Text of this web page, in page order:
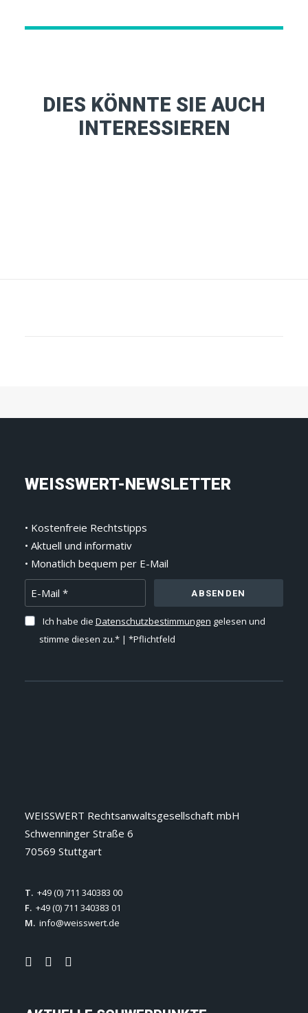
DIES KÖNNTE SIE AUCH
INTERESSIEREN
Global Plaintiff Lawyer 2025
WEISSWERT-NEWSLETTER
• Kostenfreie Rechtstipps
• Aktuell und informativ
• Monatlich bequem per E-Mail
ABSENDEN
Ich habe die Datenschutzbestimmungen gelesen und
stimme diesen zu.* | *Pflichtfeld
WEISSWERT Rechtsanwaltsgesellschaft mbH
Schwenninger Straße 6
70569 Stuttgart
T. +49 (0) 711 340383 00
F. +49 (0) 711 340383 01
M. info@weisswert.de